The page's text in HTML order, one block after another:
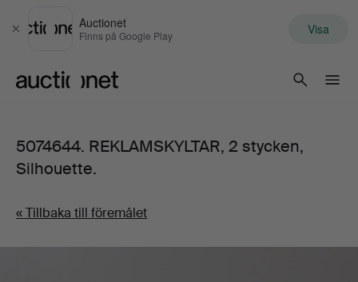
Stäng
Auctionet
Finns på Google Play Visa
5074644. REKLAMSKYLTAR, 2 stycken,
Silhouette.
« Tillbaka till föremålet